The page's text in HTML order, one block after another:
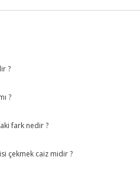
?
?
fark nedir ?
çekmek caiz midir ?